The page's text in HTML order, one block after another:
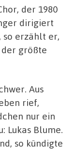
der 1980
dirigiert
so erzählt er,
größte
Aus
rief,
nur ein
Lukas Blume.
so kündigte